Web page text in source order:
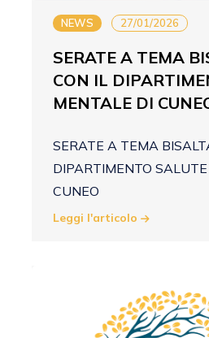
NEWS 27/01/2026
SERATE A TEMA
CON IL
MENTALE DI
SERATE A TEMA
DIPARTIMENTO
CUNEO
Leggi l'articolo